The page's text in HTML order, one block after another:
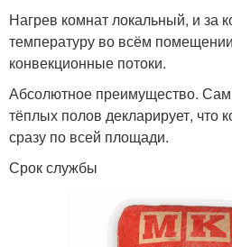
Нагрев комнат локальный, и за
температуру во всём
конвекционные потоки.
Абсолютное преимущество.
тёплых полов декларирует, что
сразу по всей площади.
Срок службы